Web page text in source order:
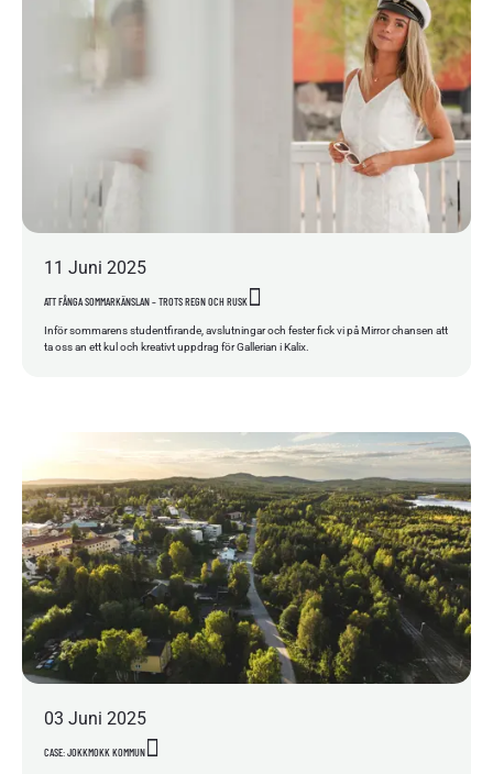
ATT FÅNGA SOMMARKÄNSLAN – TROTS REGN OCH RUSK
11 Juni 2025
Inför sommarens studentfirande, avslutningar och fester fick vi på Mirror chansen att
ta oss an ett kul och kreativt uppdrag för Gallerian i Kalix.
CASE: JOKKMOKK KOMMUN
03 Juni 2025